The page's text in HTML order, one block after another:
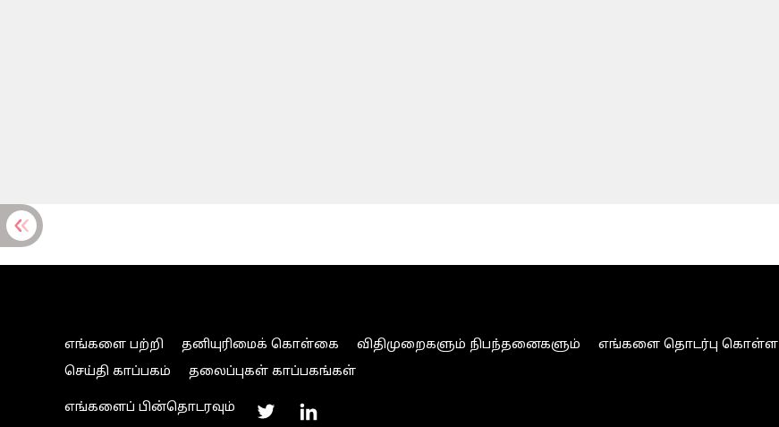
எங்களை பற்றி தனியுரிமைக் கொள்கை விதிமுறைகளும் நிபந்தனைகளும் எங்களை தொடர்பு கொள்ள
செய்தி காப்பகம்
தலைப்புகள் காப்பகங்கள்
எங்களைப் பின்தொடரவும்